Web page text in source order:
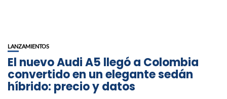
LANZAMIENTOS
El nuevo Audi A5 llegó a Colombia
convertido en un elegante sedán
híbrido: precio y datos